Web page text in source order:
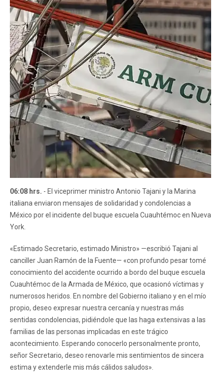
06:08 hrs. - El viceprimer ministro Antonio Tajani y la Marina
italiana enviaron mensajes de solidaridad y condolencias a
México por el incidente del buque escuela Cuauhtémoc en Nueva
York.
«Estimado Secretario, estimado Ministro» —escribió Tajani al
canciller Juan Ramón de la Fuente— «con profundo pesar tomé
conocimiento del accidente ocurrido a bordo del buque escuela
Cuauhtémoc de la Armada de México, que ocasionó víctimas y
numerosos heridos. En nombre del Gobierno italiano y en el mío
propio, deseo expresar nuestra cercanía y nuestras más
sentidas condolencias, pidiéndole que las haga extensivas a las
familias de las personas implicadas en este trágico
acontecimiento. Esperando conocerlo personalmente pronto,
señor Secretario, deseo renovarle mis sentimientos de sincera
estima y extenderle mis más cálidos saludos».